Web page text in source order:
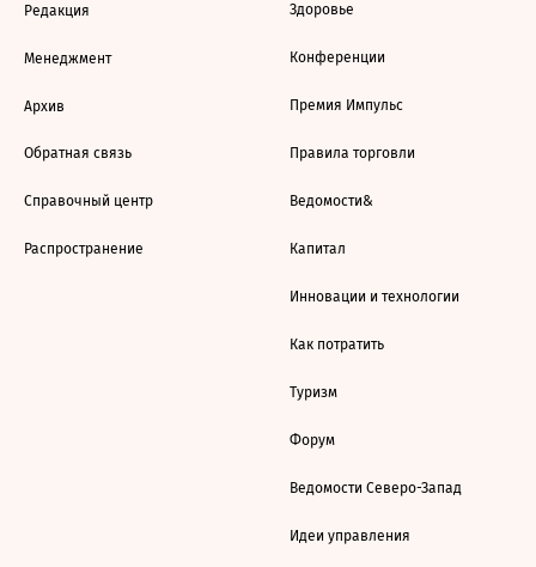
Редакция
Менеджмент
Архив
Обратная связь
Справочный центр
Распространение
Здоровье
Конференции
Премия Импульс
Правила торговли
Ведомости&
Капитал
Инновации и технологии
Как потратить
Туризм
Форум
Ведомости Северо-Запад
Идеи управления